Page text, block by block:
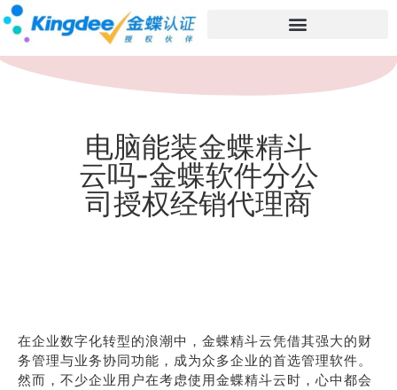
电脑能装金蝶精斗
云吗-金蝶软件分公
司授权经销代理商
在企业数字化转型的浪潮中，金蝶精斗云凭借其强大的财
务管理与业务协同功能，成为众多企业的首选管理软件。
然而，不少企业用户在考虑使用金蝶精斗云时，心中都会